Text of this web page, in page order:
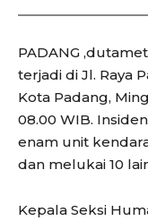
PADANG
terjadi di Jl. Raya
Kota Padang,
08.00 WIB.
enam unit
dan melukai 10
Kepala Seksi